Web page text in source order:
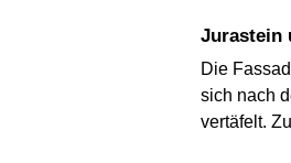
Die
sich nach
vertäfelt.